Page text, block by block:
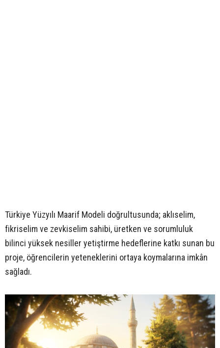
Türkiye Yüzyılı Maarif Modeli doğrultusunda; aklıselim,
fikriselim ve zevkiselim sahibi, üretken ve sorumluluk
bilinci yüksek nesiller yetiştirme hedeflerine katkı sunan bu
proje, öğrencilerin yeteneklerini ortaya koymalarına imkân
sağladı.